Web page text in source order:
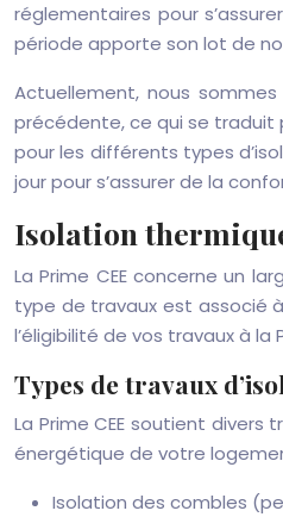
réglementaires pour
période apporte son lot de
Actuellement, nous
précédente, ce qui se traduit
pour les différents types
jour pour s’assurer de la
Isolation
La Prime CEE concerne un
type de travaux est associé
l’éligibilité de vos travaux à la
Types de travaux
La Prime CEE soutient divers
énergétique de votre
Isolation des combles